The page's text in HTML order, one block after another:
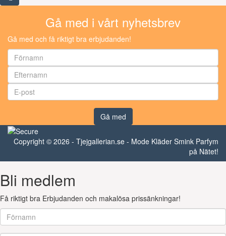
Gå med i vårt nyhetsbrev
Gå med och få riktigt bra erbjudanden!
Gå med
Copyright © 2026 - Tjejgallerian.se - Mode Kläder Smink Parfym
på Nätet!
Bli medlem
Få riktigt bra Erbjudanden och makalösa prissänkningar!